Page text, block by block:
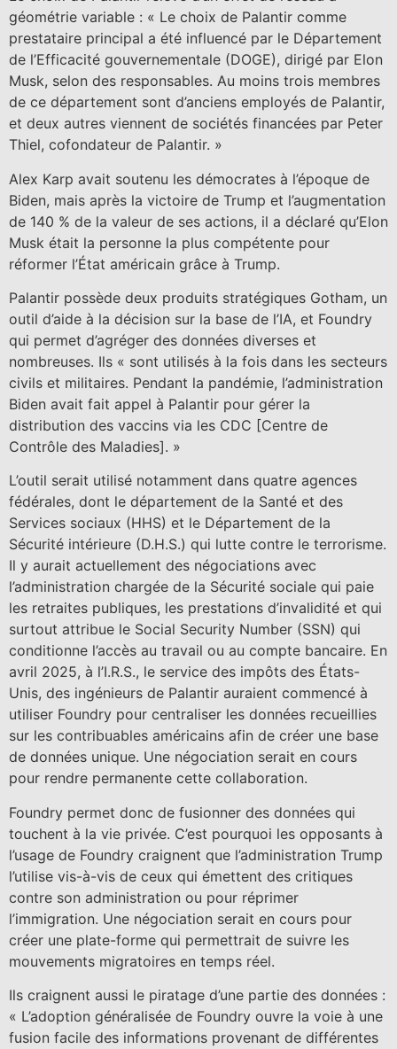
géométrie variable : « Le choix de Palantir comme
prestataire principal a été influencé par le Département
de l’Efficacité gouvernementale (DOGE), dirigé par Elon
Musk, selon des responsables. Au moins trois membres
de ce département sont d’anciens employés de Palantir,
et deux autres viennent de sociétés financées par Peter
Thiel, cofondateur de Palantir. »
Alex Karp avait soutenu les démocrates à l’époque de
Biden, mais après la victoire de Trump et l’augmentation
de 140 % de la valeur de ses actions, il a déclaré qu’Elon
Musk était la personne la plus compétente pour
réformer l’État américain grâce à Trump.
Palantir possède deux produits stratégiques Gotham, un
outil d’aide à la décision sur la base de l’IA, et Foundry
qui permet d’agréger des données diverses et
nombreuses. Ils « sont utilisés à la fois dans les secteurs
civils et militaires. Pendant la pandémie, l’administration
Biden avait fait appel à Palantir pour gérer la
distribution des vaccins via les CDC [Centre de
Contrôle des Maladies]. »
L’outil serait utilisé notamment dans quatre agences
fédérales, dont le département de la Santé et des
Services sociaux (HHS) et le Département de la
Sécurité intérieure (D.H.S.) qui lutte contre le terrorisme.
Il y aurait actuellement des négociations avec
l’administration chargée de la Sécurité sociale qui paie
les retraites publiques, les prestations d’invalidité et qui
surtout attribue le Social Security Number (SSN) qui
conditionne l’accès au travail ou au compte bancaire. En
avril 2025, à l’I.R.S., le service des impôts des États-
Unis, des ingénieurs de Palantir auraient commencé à
utiliser Foundry pour centraliser les données recueillies
sur les contribuables américains afin de créer une base
de données unique. Une négociation serait en cours
pour rendre permanente cette collaboration.
Foundry permet donc de fusionner des données qui
touchent à la vie privée. C’est pourquoi les opposants à
l’usage de Foundry craignent que l’administration Trump
l’utilise vis-à-vis de ceux qui émettent des critiques
contre son administration ou pour réprimer
l’immigration. Une négociation serait en cours pour
créer une plate-forme qui permettrait de suivre les
mouvements migratoires en temps réel.
Ils craignent aussi le piratage d’une partie des données :
« L’adoption généralisée de Foundry ouvre la voie à une
fusion facile des informations provenant de différentes